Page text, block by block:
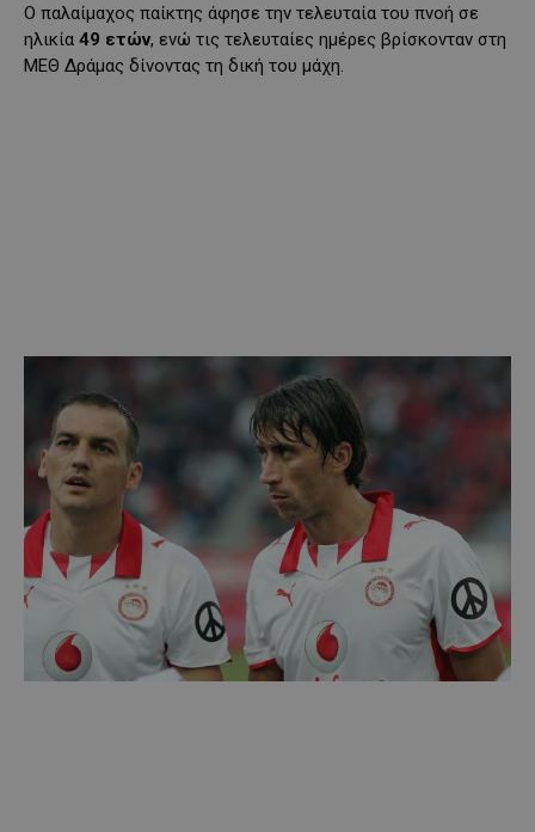
Ο παλαίμαχος παίκτης άφησε την τελευταία του πνοή σε
ηλικία 49 ετών, ενώ τις τελευταίες ημέρες βρίσκονταν στη
ΜΕΘ Δράμας δίνοντας τη δική του μάχη.